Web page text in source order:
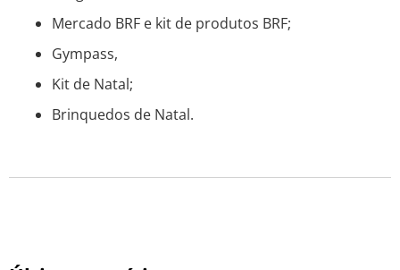
Mercado BRF e kit de produtos BRF;
Gympass,
Kit de Natal;
Brinquedos de Natal.